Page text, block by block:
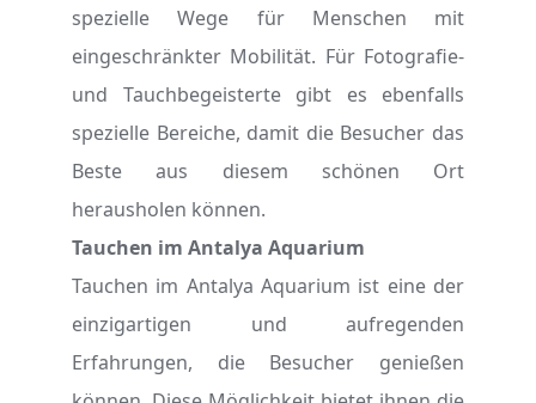
spezielle Wege für Menschen mit
eingeschränkter Mobilität. Für Fotografie-
und Tauchbegeisterte gibt es ebenfalls
spezielle Bereiche, damit die Besucher das
Beste aus diesem schönen Ort
herausholen können.
Tauchen im Antalya Aquarium
Tauchen im Antalya Aquarium ist eine der
einzigartigen und aufregenden
Erfahrungen, die Besucher genießen